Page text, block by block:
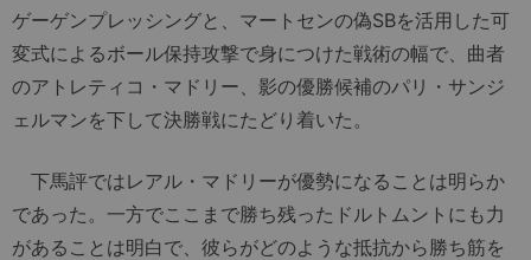
ゲーゲンプレッシングと、マートセンの偽SBを活用した可
変式によるボール保持攻撃で身につけた戦術の幅で、曲者
のアトレティコ・マドリー、影の優勝候補のパリ・サンジ
ェルマンを下して決勝戦にたどり着いた。
下馬評ではレアル・マドリーが優勢になることは明らか
であった。一方でここまで勝ち残ったドルトムントにも力
があることは明白で、彼らがどのような抵抗から勝ち筋を